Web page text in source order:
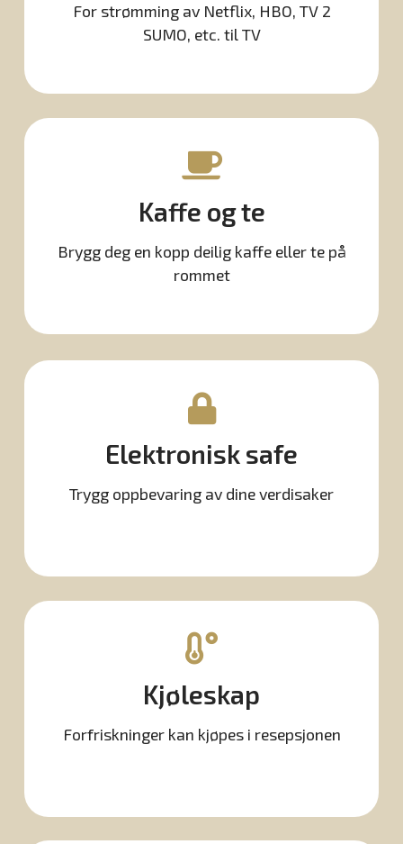
For strømming av Netflix, HBO, TV 2
SUMO, etc. til TV
Kaffe og te
Brygg deg en kopp deilig kaffe eller te på
rommet
Elektronisk safe
Trygg oppbevaring av dine verdisaker
Kjøleskap
Forfriskninger kan kjøpes i resepsjonen